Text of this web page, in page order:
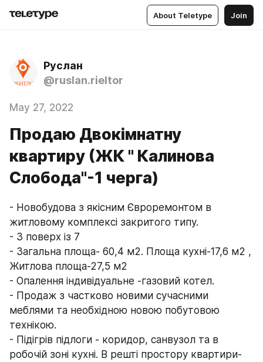
About Teletype Join
Руслан
@ruslan.rieltor
May 27, 2022
Продаю Двокімнатну
квартиру (ЖК " Калинова
Слобода"-1 черга)
- Новобудова з якісним Євроремонтом в
житловому комплексі закритого типу.
- 3 поверх із 7
- Загальна площа- 60,4 м2. Площа кухні-17,6 м2 ,
Житлова площа-27,5 м2
- Опалення індивідуальне -газовий котел.
- Продаж з частково новими сучасними
меблями та необхідною новою побутовою
технікою.
- Підігрів підлоги - коридор, санвузол та в
робочій зоні кухні. В решті простору квартири-